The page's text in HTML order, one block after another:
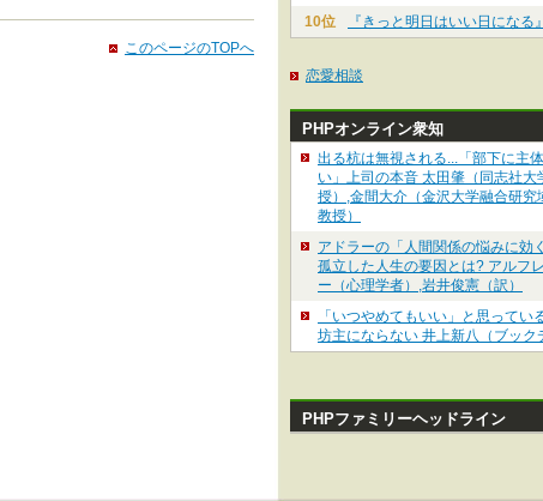
このページのTOPへ
10位
『きっと明日はいい日になる』
恋愛相談
PHPオンライン衆知
出る杭は無視される...「部下に主
い」上司の本音 太田肇（同志社大
授）,金間大介（金沢大学融合研究
教授）
アドラーの「人間関係の悩みに効
孤立した人生の要因とは? アルフ
ー（心理学者）,岩井俊憲（訳）
「いつやめてもいい」と思ってい
坊主にならない 井上新八（ブック
PHPファミリーヘッドライン